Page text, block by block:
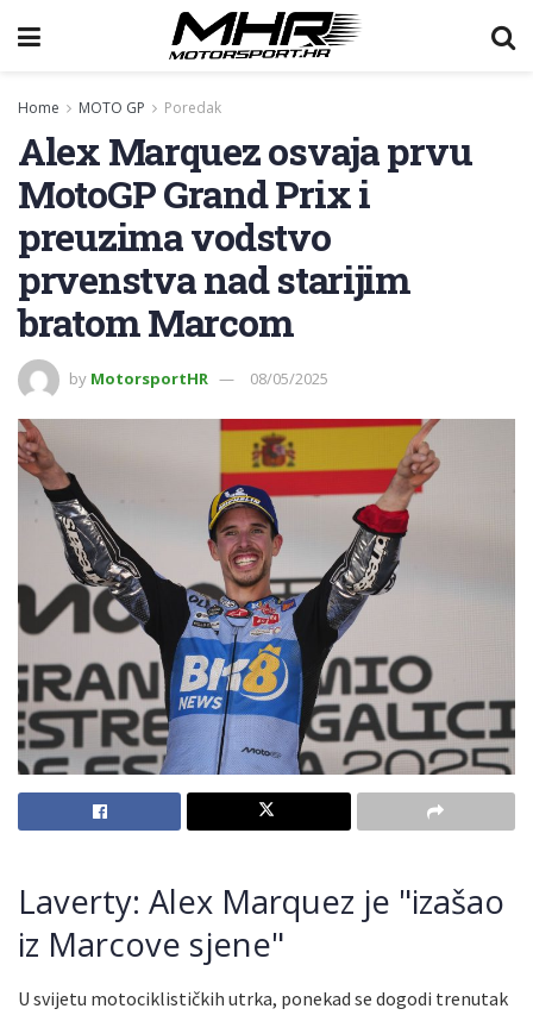
Home MOTO GP Poredak
Alex Marquez osvajа prvu
MotoGP Grand Prix i
preuzima vodstvo
prvenstva nad starijim
bratom Marcom
by MotorsportHR 08/05/2025
Laverty: Alex Marquez je "izašao
iz Marcove sjene"
U svijetu motociklističkih utrka, ponekad se dogodi trenutak